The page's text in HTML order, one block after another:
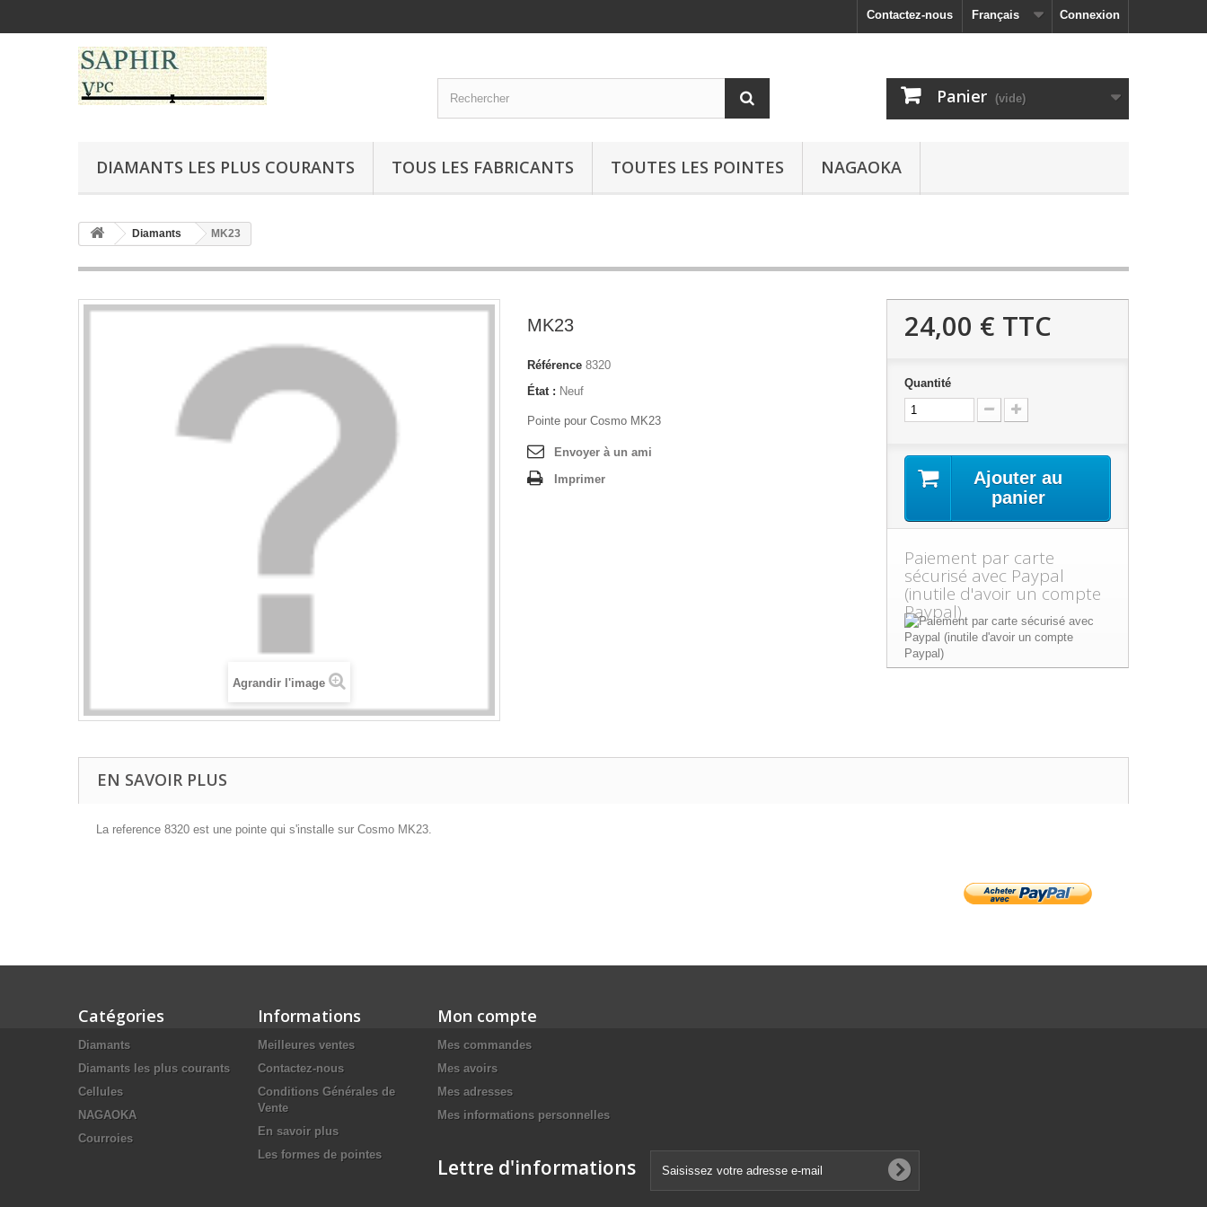
Connexion
Français
Contactez-nous
Panier (vide)
DIAMANTS LES PLUS COURANTS TOUS LES FABRICANTS TOUTES LES POINTES NAGAOKA
Diamants MK23
Agrandir l'image
MK23
Référence 8320
État : Neuf
Pointe pour Cosmo MK23
Envoyer à un ami
Imprimer
24,00 € TTC
Quantité
Ajouter au
panier
Paiement par carte
sécurisé avec Paypal
(inutile d'avoir un compte
Paypal)
EN SAVOIR PLUS
La reference 8320 est une pointe qui s'installe sur Cosmo MK23.
Catégories
Diamants
Diamants les plus courants
Cellules
NAGAOKA
Courroies
Informations
Meilleures ventes
Contactez-nous
Conditions Générales de
Vente
En savoir plus
Les formes de pointes
Mon compte
Mes commandes
Mes avoirs
Mes adresses
Mes informations personnelles
Lettre d'informations